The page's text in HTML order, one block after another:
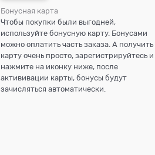
Бонусная карта
Чтобы покупки были выгодней,
используйте бонусную карту. Бонусами
можно оплатить часть заказа. А получить
карту очень просто, зарегистрируйтесь и
нажмите на иконку ниже, после
актививации карты, бонусы будут
зачисляться автоматически.